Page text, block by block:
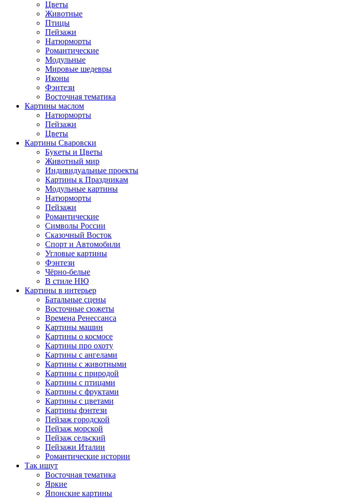
Цветы
Животные
Птицы
Пейзажи
Натюрморты
Романтические
Модульные
Мировые шедевры
Иконы
Фэнтези
Восточная тематика
Картины маслом
Натюрморты
Пейзажи
Цветы
Картины Сваровски
Букеты и Цветы
Животный мир
Индивидуальные проекты
Картины к Праздникам
Модульные картины
Натюрморты
Пейзажи
Романтические
Символы России
Сказочный Восток
Спорт и Автомобили
Угловые картины
Фэнтези
Чёрно-белые
В стиле НЮ
Картины в интерьер
Батальные сцены
Восточные сюжеты
Времена Ренессанса
Картины машин
Картины о космосе
Картины про охоту
Картины с ангелами
Картины с животными
Картины с природой
Картины с птицами
Картины с фруктами
Картины с цветами
Картины фэнтези
Пейзаж городской
Пейзаж морской
Пейзаж сельский
Пейзажи Италии
Романтические истории
Так ищут
Восточная тематика
Яркие
Японские картины